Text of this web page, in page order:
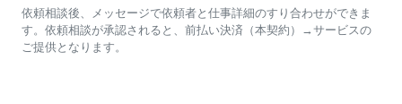
依頼相談後、メッセージで依頼者と仕事詳細のすり合わせができま
す。依頼相談が承認されると、前払い決済（本契約）→サービスの
ご提供となります。